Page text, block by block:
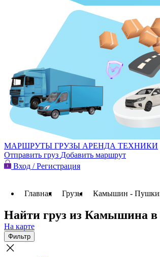
МАРШРУТЫ ГРУЗЫ АРЕНДА ТЕХНИКИ
Отправить груз Добавить маршрут
Вход / Регистрация
Главная Грузы Камышин -
Найти груз из Камышина
На карте
Фильтр